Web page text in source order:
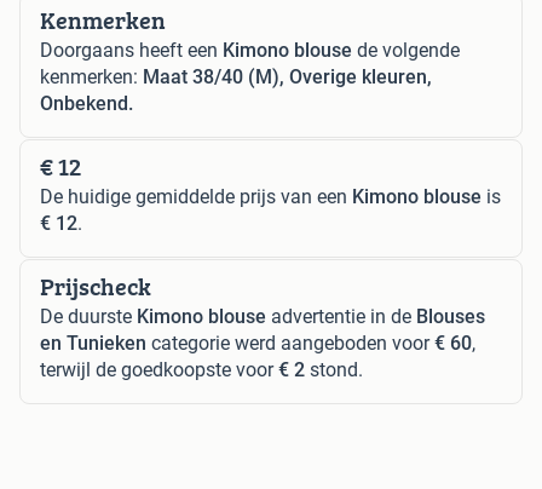
Kenmerken
Doorgaans heeft een Kimono blouse de volgende
kenmerken: Maat 38/40 (M), Overige kleuren,
Onbekend.
€ 12
De huidige gemiddelde prijs van een Kimono blouse is
€ 12.
Prijscheck
De duurste Kimono blouse advertentie in de Blouses
en Tunieken categorie werd aangeboden voor€ 60,
terwijl de goedkoopste voor€ 2 stond.